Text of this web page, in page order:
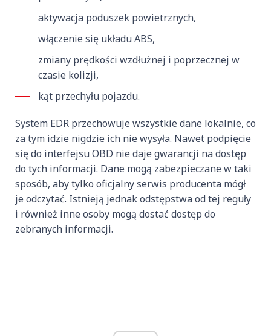
aktywacja poduszek powietrznych,
włączenie się układu ABS,
zmiany prędkości wzdłużnej i poprzecznej w
czasie kolizji,
kąt przechyłu pojazdu.
System EDR przechowuje wszystkie dane lokalnie, co
za tym idzie nigdzie ich nie wysyła. Nawet podpięcie
się do interfejsu OBD nie daje gwarancji na dostęp
do tych informacji. Dane mogą zabezpieczane w taki
sposób, aby tylko oficjalny serwis producenta mógł
je odczytać. Istnieją jednak odstępstwa od tej reguły
i również inne osoby mogą dostać dostęp do
zebranych informacji.